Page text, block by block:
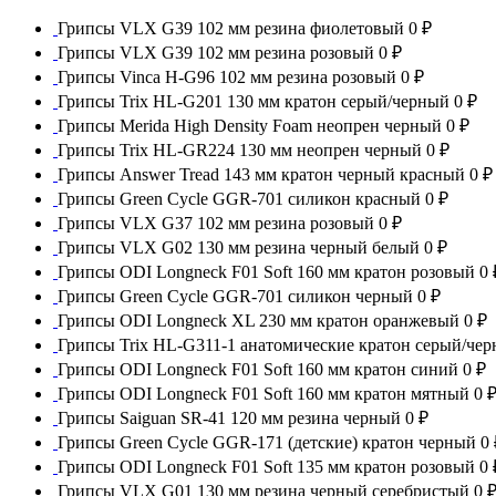
Грипсы VLX G39 102 мм резина фиолетовый 0 ₽
Грипсы VLX G39 102 мм резина розовый 0 ₽
Грипсы Vinca H-G96 102 мм резина розовый 0 ₽
Грипсы Trix HL-G201 130 мм кратон серый/черный 0 ₽
Грипсы Merida High Density Foam неопрен черный 0 ₽
Грипсы Trix HL-GR224 130 мм неопрен черный 0 ₽
Грипсы Answer Tread 143 мм кратон черный красный 0 ₽
Грипсы Green Cycle GGR-701 силикон красный 0 ₽
Грипсы VLX G37 102 мм резина розовый 0 ₽
Грипсы VLX G02 130 мм резина черный белый 0 ₽
Грипсы ODI Longneck F01 Soft 160 мм кратон розовый 0
Грипсы Green Cycle GGR-701 силикон черный 0 ₽
Грипсы ODI Longneck XL 230 мм кратон оранжевый 0 ₽
Грипсы Trix HL-G311-1 анатомические кратон серый/
Грипсы ODI Longneck F01 Soft 160 мм кратон синий 0 ₽
Грипсы ODI Longneck F01 Soft 160 мм кратон мятный 0 ₽
Грипсы Saiguan SR-41 120 мм резина черный 0 ₽
Грипсы Green Cycle GGR-171 (детские) кратон черный 0
Грипсы ODI Longneck F01 Soft 135 мм кратон розовый 0
Грипсы VLX G01 130 мм резина черный серебристый 0 ₽